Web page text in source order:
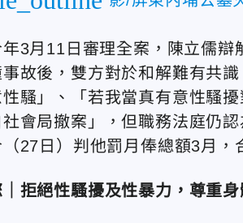
3月11日審理全案，陳立儒
故後，雙方對於和解難有共
騷」、「若我當真有意性騷
會局撤案」，但職務法庭仍
27日）判他罰月俸總額3月，
｜拒絕性騷擾及性暴力，尊重